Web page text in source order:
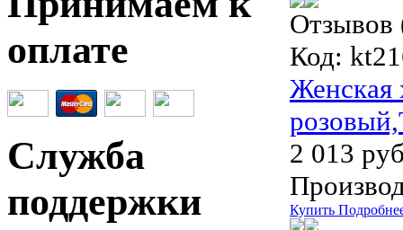
Отзывов
Код:
Женская
2 013
Купить
оплате
Служба
поддержки